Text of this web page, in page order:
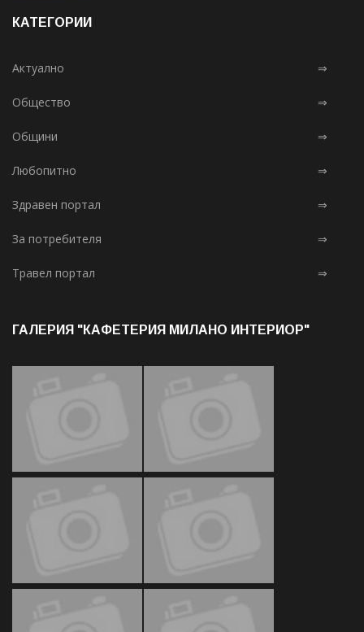
КАТЕГОРИИ
Актуално ⇒
Общество ⇒
Общини ⇒
Любопитно ⇒
Здравен портал ⇒
За потребителя ⇒
Травел портал ⇒
ГАЛЕРИЯ "КАФЕТЕРИЯ МИЛАНО ИНТЕРИОР"